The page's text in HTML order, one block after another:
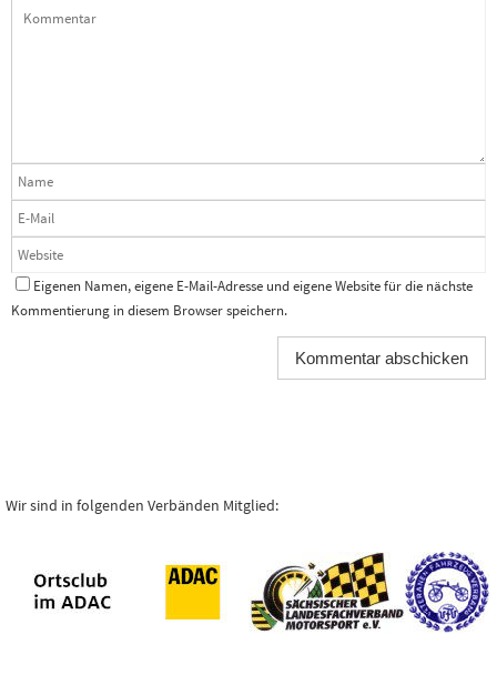
Eigenen Namen, eigene E-Mail-Adresse und eigene Website für die nächste
Kommentierung in diesem Browser speichern.
Wir sind in folgenden Verbänden Mitglied: